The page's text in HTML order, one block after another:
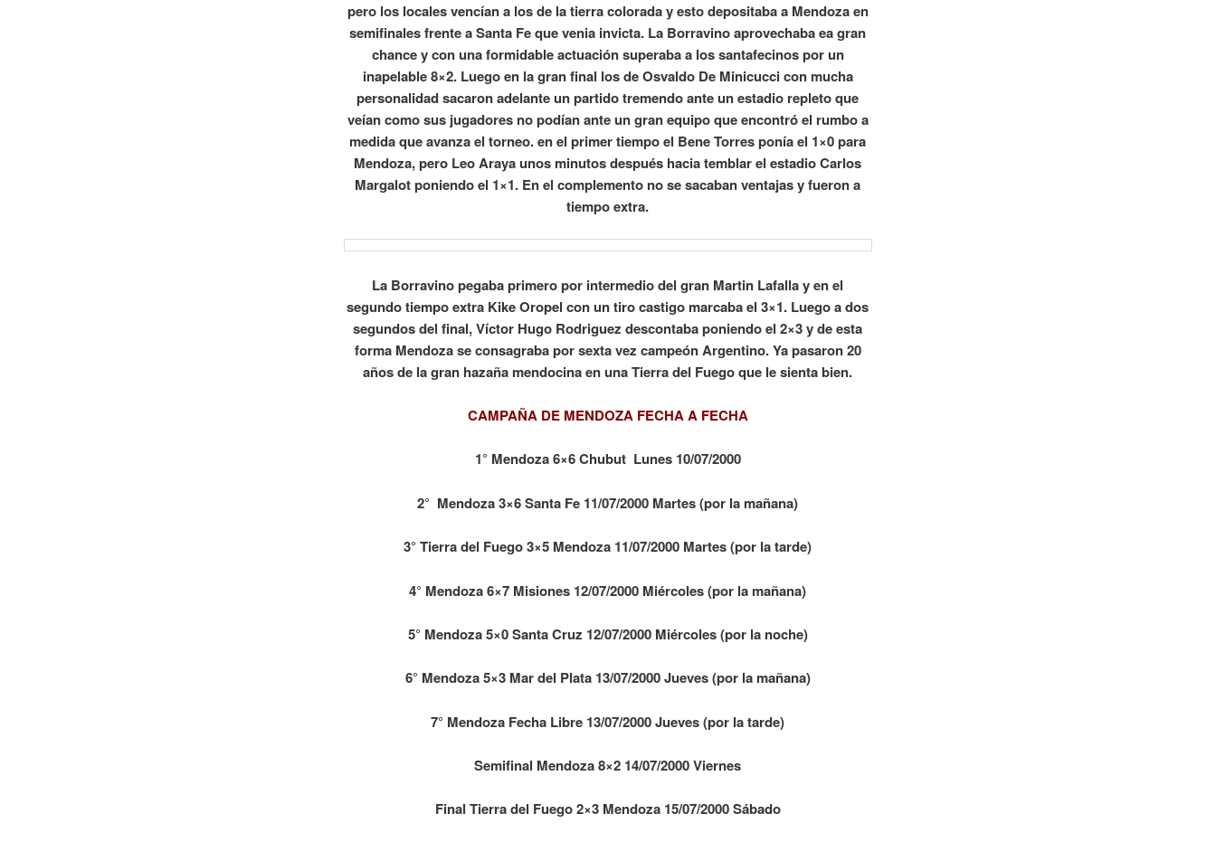
pero los locales vencían a los de la tierra colorada y esto depositaba a Mendoza en
semifinales frente a Santa Fe que venia invicta. La Borravino aprovechaba ea gran
chance y con una formidable actuación superaba a los santafecinos por un
inapelable 8×2. Luego en la gran final los de Osvaldo De Minicucci con mucha
personalidad sacaron adelante un partido tremendo ante un estadio repleto que
veían como sus jugadores no podían ante un gran equipo que encontró el rumbo a
medida que avanza el torneo. en el primer tiempo el Bene Torres ponía el 1×0 para
Mendoza, pero Leo Araya unos minutos después hacia temblar el estadio Carlos
Margalot poniendo el 1×1. En el complemento no se sacaban ventajas y fueron a
tiempo extra.
La Borravino pegaba primero por intermedio del gran Martin Lafalla y en el
segundo tiempo extra Kike Oropel con un tiro castigo marcaba el 3×1. Luego a dos
segundos del final, Víctor Hugo Rodriguez descontaba poniendo el 2×3 y de esta
forma Mendoza se consagraba por sexta vez campeón Argentino. Ya pasaron 20
años de la gran hazaña mendocina en una Tierra del Fuego que le sienta bien.
CAMPAÑA DE MENDOZA FECHA A FECHA
1° Mendoza 6×6 Chubut Lunes 10/07/2000
2° Mendoza 3×6 Santa Fe 11/07/2000 Martes (por la mañana)
3° Tierra del Fuego 3×5 Mendoza 11/07/2000 Martes (por la tarde)
4° Mendoza 6×7 Misiones 12/07/2000 Miércoles (por la mañana)
5° Mendoza 5×0 Santa Cruz 12/07/2000 Miércoles (por la noche)
6° Mendoza 5×3 Mar del Plata 13/07/2000 Jueves (por la mañana)
7° Mendoza Fecha Libre 13/07/2000 Jueves (por la tarde)
Semifinal Mendoza 8×2 14/07/2000 Viernes
Final Tierra del Fuego 2×3 Mendoza 15/07/2000Sábado